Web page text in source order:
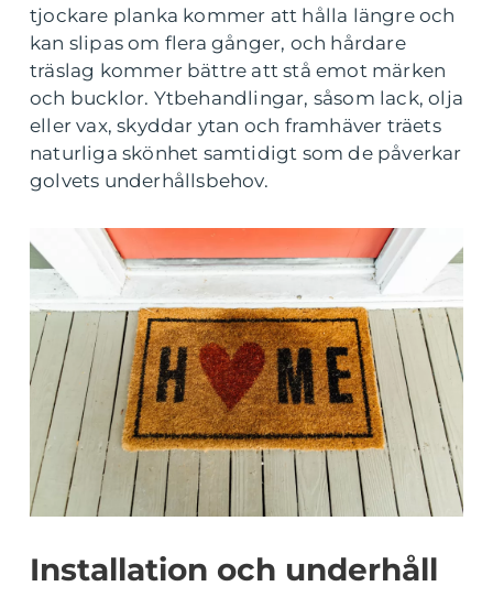
tjockare planka kommer att hålla längre och
kan slipas om flera gånger, och hårdare
träslag kommer bättre att stå emot märken
och bucklor. Ytbehandlingar, såsom lack, olja
eller vax, skyddar ytan och framhäver träets
naturliga skönhet samtidigt som de påverkar
golvets underhållsbehov.
Installation och underhåll